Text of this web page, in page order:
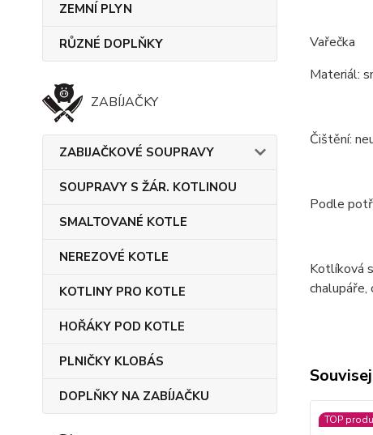
ZEMNÍ PLYN
RŮZNÉ DOPLŇKY
ZABÍJAČKY
ZABIJAČKOVÉ SOUPRAVY
SOUPRAVY S ŽÁR. KOTLINOU
SMALTOVANÉ KOTLE
NEREZOVÉ KOTLE
KOTLINY PRO KOTLE
HOŘÁKY POD KOTLE
PLNIČKY KLOBÁS
DOPLŇKY NA ZABÍJAČKU
Vařečka
Materiál:
Čištění:
Podle
Kotlíková
chalupáře,
TOP